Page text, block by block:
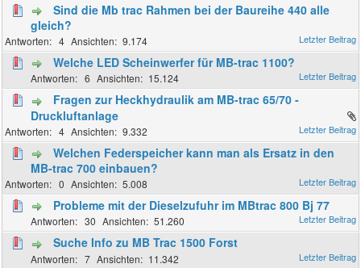
Sind die Mb trac Rahmen bei der Baureihe 440 alle
gleich?
4 9.174
Welche LED Scheinwerfer für MB-trac 1100?
6 15.124
Fragen zur Heckhydraulik am MB-trac 65/70 -
Druckluftanlage
4 9.332
Welchen Federspeicher kann man als Ersatz in den
MB-trac 700 einbauen?
0 5.008
Probleme mit der Dieselzufuhr im MBtrac 800 Bj 77
30 51.260
Suche Info zu MB Trac 1500 Forst
7 11.342